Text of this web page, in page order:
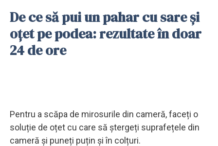
De ce să pui un pahar cu sare și
oțet pe podea: rezultate în doar
24 de ore
Pentru a scăpa de mirosurile din cameră, faceți o
soluție de oțet cu care să ștergeți suprafețele din
cameră și puneți puțin și în colțuri.